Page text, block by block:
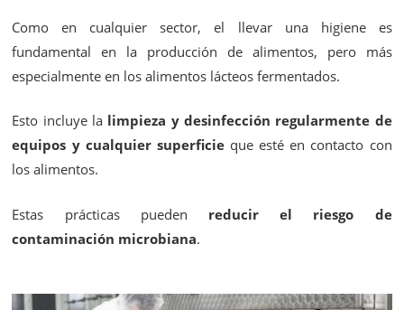
Como en cualquier sector, el llevar una higiene es
fundamental en la producción de alimentos, pero más
especialmente en los alimentos lácteos fermentados.
Esto incluye la limpieza y desinfección regularmente de
equipos y cualquier superficieque esté en contacto con
los alimentos.
Estas prácticas pueden reducir el riesgo de
contaminación microbiana.